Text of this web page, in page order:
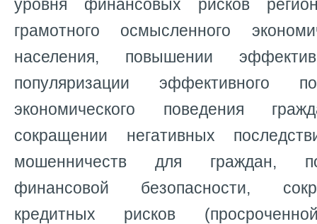
уровня финансовых рисков
грамотного осмысленного
населения, повышении
популяризации эффективного
экономического поведения
сокращении негативных
мошенничеств для граждан,
финансовой безопасности,
кредитных рисков